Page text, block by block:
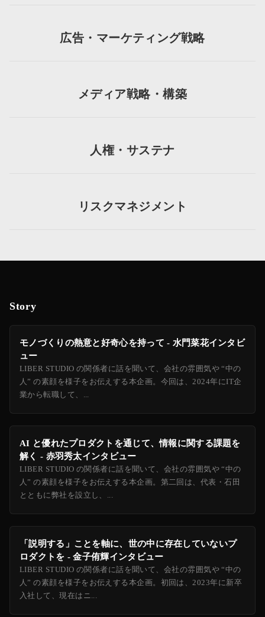
広告・マーケティング戦略
メディア戦略・構築
人権・サステナ
リスクマネジメント
Story
モノづくりの熱意と好奇心を持って - 水門菜花インタビ
ュー
LIBER STUDIO の関係者に話を聞いて、会社の雰囲気や “中の
人” の素顔を様子をお伝えする本企画。今回は、2024年にIT企
業から転職して、...
AI と優れたプロダクトを通じて、情報に関する課題を
解く - 赤羽秀太インタビュー
LIBER STUDIO の関係者に話を聞いて、会社の雰囲気や “中の
人” の素顔を様子をお伝えする本企画。第二回は、代表・石田
とともに弊社を設立し、...
「説明する」ことを軸に、世の中に存在していないプ
ロダクトを - 金子侑輝インタビュー
LIBER STUDIO の関係者に話を聞いて、会社の雰囲気や “中の
人” の素顔を様子をお伝えする本企画。初回は、2023年に新卒
入社して、現在はニ...